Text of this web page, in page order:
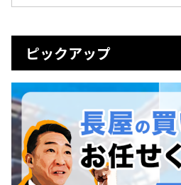
ピックアップ